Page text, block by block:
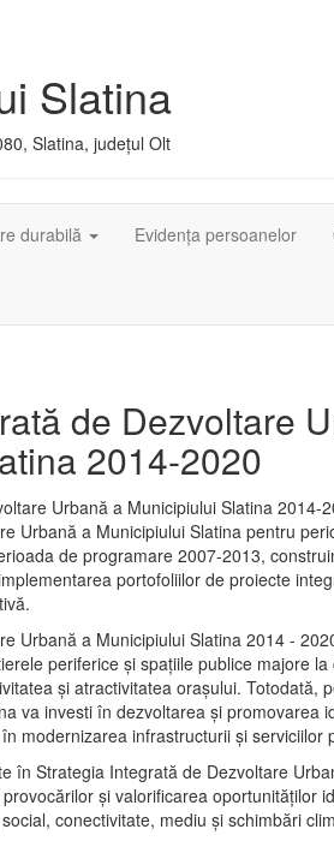
Slatina
Slatina, județul Olt
durabilă Evidența persoanelor
de Dezvoltare
2014-2020
Urbană a Municipiului Slatina pentru
de programare 2007-2013,
portofoliilor de proiecte
Urbană a Municipiului Slatina 2014 -
periferice şi spaţiile publice majore
şi atractivitatea oraşului. Totodată,
va investi în dezvoltarea şi promovarea
modernizarea infrastructurii şi serviciilor
în Strategia Integrată de Dezvoltare
şi valorificarea oportunităţilor
conectivitate, mediu şi schimbări